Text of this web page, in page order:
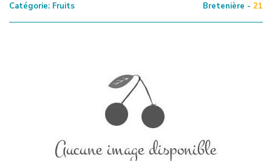
Catégorie: Fruits Bretenière - 21